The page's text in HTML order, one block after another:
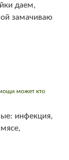
даем,
замачиваю
может кто
инфекция,